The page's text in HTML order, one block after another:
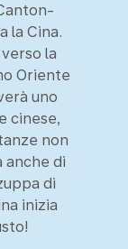
la Cina.
la
Oriente
uno
cinese,
non
anche di
di
inizia